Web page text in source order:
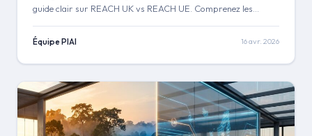
guide clair sur REACH UK vs REACH UE. Comprenez les
d'organismes juridiques, et élaborez une stratégie de double
Équipe PIAI 16 avr. 2026